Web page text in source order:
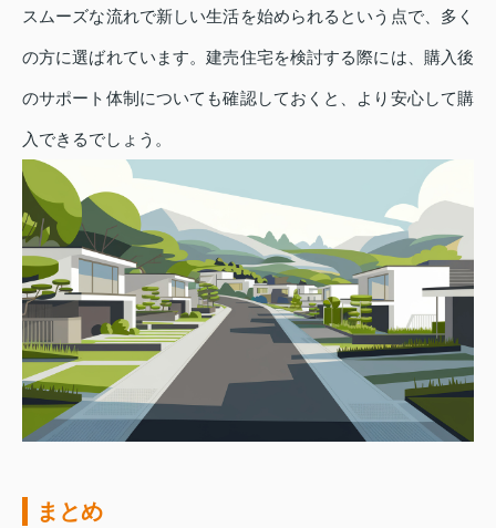
スムーズな流れで新しい生活を始められるという点で、多く
の方に選ばれています。建売住宅を検討する際には、購入後
のサポート体制についても確認しておくと、より安心して購
入できるでしょう。
まとめ